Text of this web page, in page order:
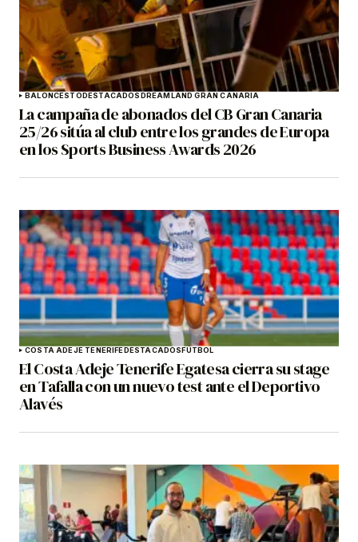
BALONCESTODESTACADOSDREAMLAND GRAN CANARIA
La campaña de abonados del CB Gran Canaria
25/26 sitúa al club entre los grandes de Europa
en los Sports Business Awards 2026
COSTA ADEJE TENERIFEDESTACADOSFÚTBOL
El Costa Adeje Tenerife Egatesa cierra su stage
en Tafalla con un nuevo test ante el Deportivo
Alavés